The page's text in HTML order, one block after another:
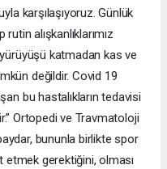
karşılaşıyoruz. Günlük
alışkanlıklarımız
katmadan kas ve
değildir. Covid 19
bu hastalıkların tedavisi
Ortopedi ve Travmatoloji
bununla birlikte spor
gerektiğini, olması